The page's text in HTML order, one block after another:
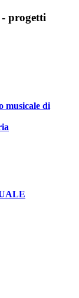
progetti
musicale di